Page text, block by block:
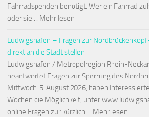
Fahrradspenden benötigt. Wer ein Fahrrad
oder sie ... Mehr lesen
Ludwigshafen – Fragen zur
direkt an die Stadt stellen
Ludwigshafen / Metropolregion Rhein-
beantwortet Fragen zur Sperrung des
Mittwoch, 5. August 2026, haben
Wochen die Möglichkeit, unter
online Fragen zur kürzlich ... Mehr lesen